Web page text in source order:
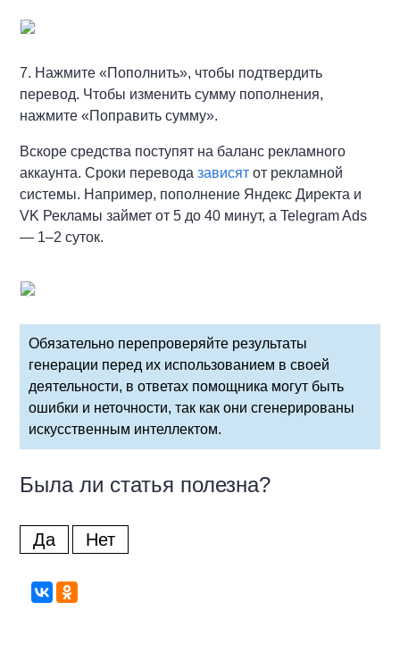
7. Нажмите «Пополнить», чтобы подтвердить
перевод. Чтобы изменить сумму пополнения,
нажмите «Поправить сумму».
Вскоре средства поступят на баланс рекламного
аккаунта. Сроки переводазависят от рекламной
системы. Например, пополнение Яндекс Директа и
VK Рекламы займет от 5 до 40 минут, а Telegram Ads
— 1–2 суток.
Обязательно перепроверяйте результаты
генерации перед их использованием в своей
деятельности, в ответах помощника могут быть
ошибки и неточности, так как они сгенерированы
искусственным интеллектом.
Была ли статья полезна?
Да Нет